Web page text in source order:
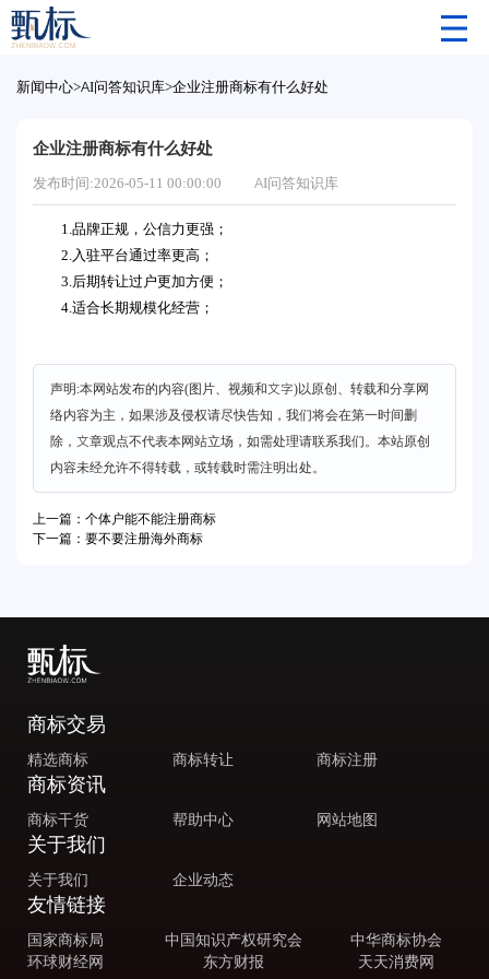
新闻中心>AI问答知识库>企业注册商标有什么好处
企业注册商标有什么好处
发布时间:2026-05-11 00:00:00 AI问答知识库
1.品牌正规，公信力更强；
2.入驻平台通过率更高；
3.后期转让过户更加方便；
4.适合长期规模化经营；
声明:本网站发布的内容(图片、视频和文字)以原创、转载和分享网
络内容为主，如果涉及侵权请尽快告知，我们将会在第一时间删
除，文章观点不代表本网站立场，如需处理请联系我们。本站原创
内容未经允许不得转载，或转载时需注明出处。
上一篇：个体户能不能注册商标
下一篇：要不要注册海外商标
商标交易
精选商标 商标转让 商标注册
商标资讯
商标干货 帮助中心 网站地图
关于我们
关于我们 企业动态
友情链接
国家商标局 中国知识产权研究会
中华商标协会
环球财经网
东方财报 天天消费网